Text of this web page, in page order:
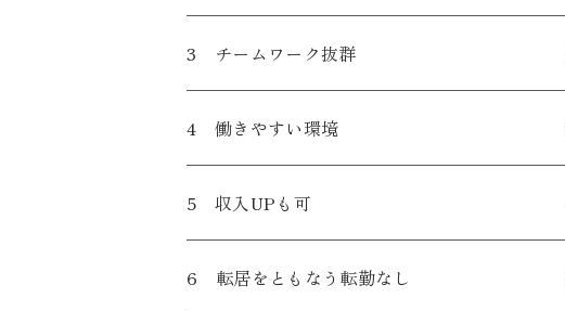
3 チームワーク抜群
4 働きやすい環境
5 収入UPも可
6 転居をともなう転勤なし